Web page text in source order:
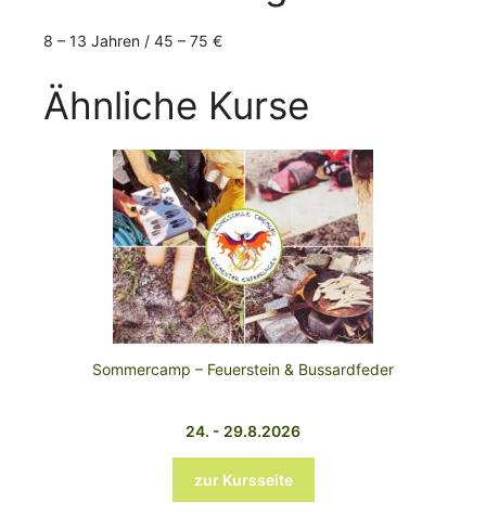
8 – 13 Jahren / 45 – 75 €
Ähnliche Kurse
Sommercamp – Feuerstein & Bussardfeder
24. - 29.8.2026
zur Kursseite